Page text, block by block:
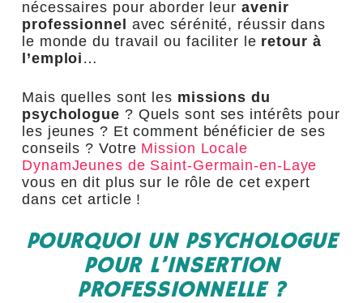
nécessaires pour aborder leur avenir
professionnel avec sérénité, réussir dans
le monde du travail ou faciliter le retour à
l’emploi …
Mais quelles sont les missions du
psychologue ? Quels sont ses intérêts pour
les jeunes ? Et comment bénéficier de ses
conseils ? Votre Mission Locale
DynamJeunes de Saint-Germain-en-Laye
vous en dit plus sur le rôle de cet expert
dans cet article !
POURQUOI UN PSYCHOLOGUE
POUR L’INSERTION
PROFESSIONNELLE ?